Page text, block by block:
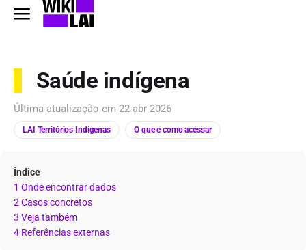
Saúde indígena
Última atualização em 22 abr 2026
LAI Territórios Indígenas O que e como acessar
Índice
1 Onde encontrar dados
2 Casos concretos
3 Veja também
4 Referências externas